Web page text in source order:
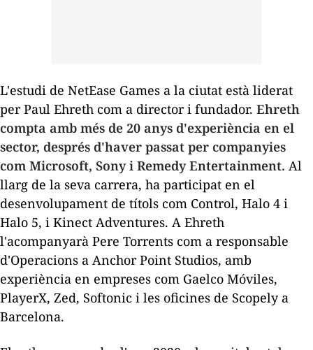
L'estudi de NetEase Games a la ciutat està liderat
per Paul Ehreth com a director i fundador. Ehreth
compta amb més de 20 anys d'experiència en el
sector, després d'haver passat per companyies
com Microsoft, Sony i Remedy Entertainment. Al
llarg de la seva carrera, ha participat en el
desenvolupament de títols com Control, Halo 4 i
Halo 5, i Kinect Adventures. A Ehreth
l'acompanyarà Pere Torrents com a responsable
d'Operacions a Anchor Point Studios, amb
experiència en empreses com Gaelco Móviles,
PlayerX, Zed, Softonic i les oficines de Scopely a
Barcelona.